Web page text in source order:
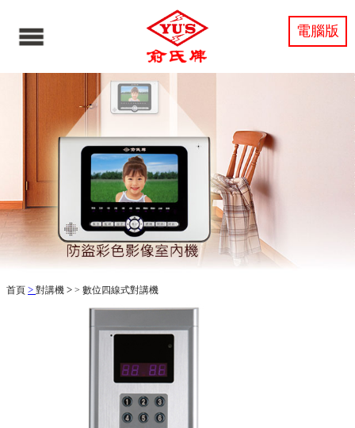
電腦版
首頁 > 對講機 > > 數位四線式對講機